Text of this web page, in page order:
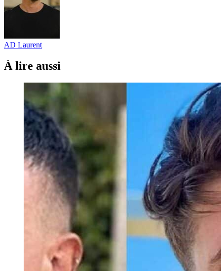
AD Laurent
À lire aussi